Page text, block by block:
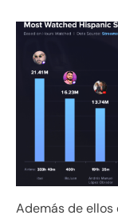
Además de ellos